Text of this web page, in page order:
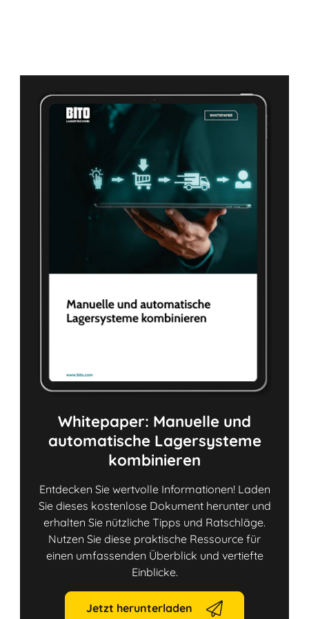
Whitepaper: Manuelle und
automatische Lagersysteme
kombinieren
Entdecken Sie wertvolle Informationen! Laden
Sie dieses kostenlose Dokument herunter und
erhalten Sie nützliche Tipps und Ratschläge.
Nutzen Sie diese praktische Ressource für
einen umfassenden Überblick und vertiefte
Einblicke.
Jetzt herunterladen